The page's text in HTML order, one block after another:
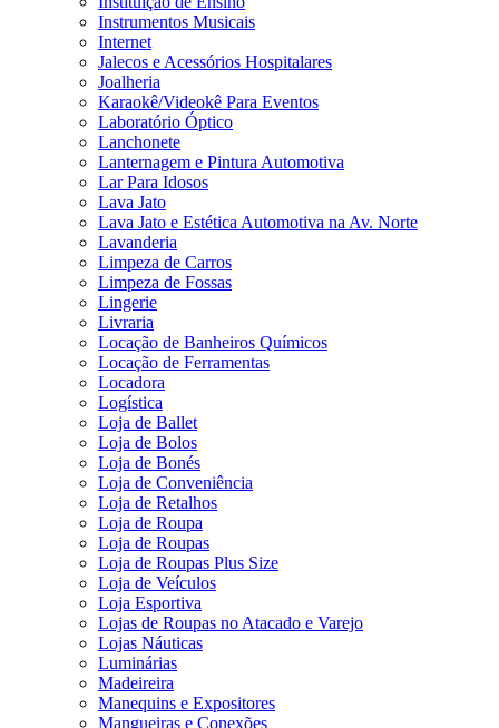
Instrumentos Musicais
Internet
Jalecos e Acessórios Hospitalares
Joalheria
Karaokê/Videokê Para Eventos
Laboratório Óptico
Lanchonete
Lanternagem e Pintura Automotiva
Lar Para Idosos
Lava Jato
Lava Jato e Estética Automotiva na Av. Norte
Lavanderia
Limpeza de Carros
Limpeza de Fossas
Lingerie
Livraria
Locação de Banheiros Químicos
Locação de Ferramentas
Locadora
Logística
Loja de Ballet
Loja de Bolos
Loja de Bonés
Loja de Conveniência
Loja de Retalhos
Loja de Roupa
Loja de Roupas
Loja de Roupas Plus Size
Loja de Veículos
Loja Esportiva
Lojas de Roupas no Atacado e Varejo
Lojas Náuticas
Luminárias
Madeireira
Manequins e Expositores
Mangueiras e Conexões